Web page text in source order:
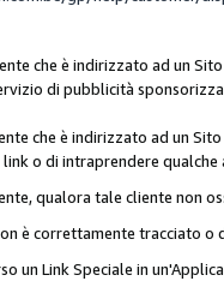
che è indirizzato ad un
di pubblicità
che è indirizzato ad un
o di intraprendere
qualora tale cliente non
è correttamente tracciato
un Link Speciale in